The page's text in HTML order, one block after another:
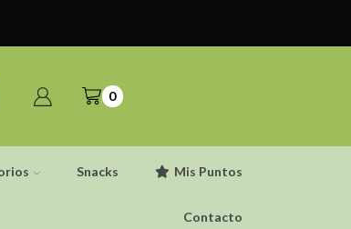
0
Snacks Mis Puntos
Contacto